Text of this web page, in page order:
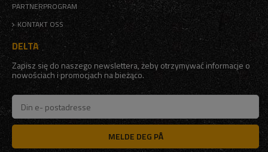
PARTNERPROGRAM
KONTAKT OSS
DELTA
Zapisz się do naszego newslettera, żeby otrzymywać informacje o
nowościach i promocjach na bieżąco.
MELDE DEG PÅ